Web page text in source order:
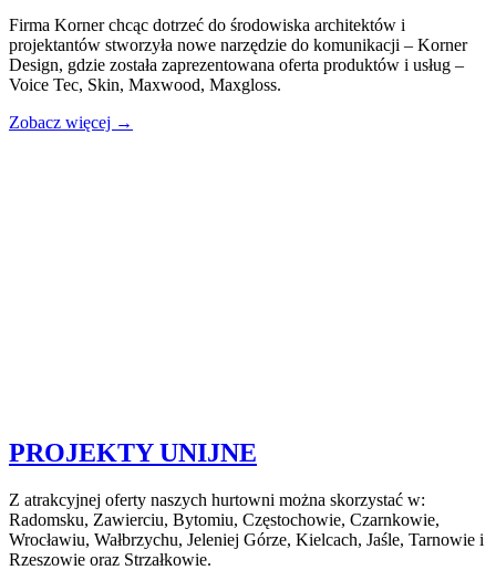
Firma Korner chcąc dotrzeć do środowiska architektów i
projektantów stworzyła nowe narzędzie do komunikacji – Korner
Design, gdzie została zaprezentowana oferta produktów i usług –
Voice Tec, Skin, Maxwood, Maxgloss.
Zobacz więcej →
PROJEKTY UNIJNE
Z atrakcyjnej oferty naszych hurtowni można skorzystać w:
Radomsku, Zawierciu, Bytomiu, Częstochowie, Czarnkowie,
Wrocławiu, Wałbrzychu, Jeleniej Górze, Kielcach, Jaśle, Tarnowie i
Rzeszowie oraz Strzałkowie.